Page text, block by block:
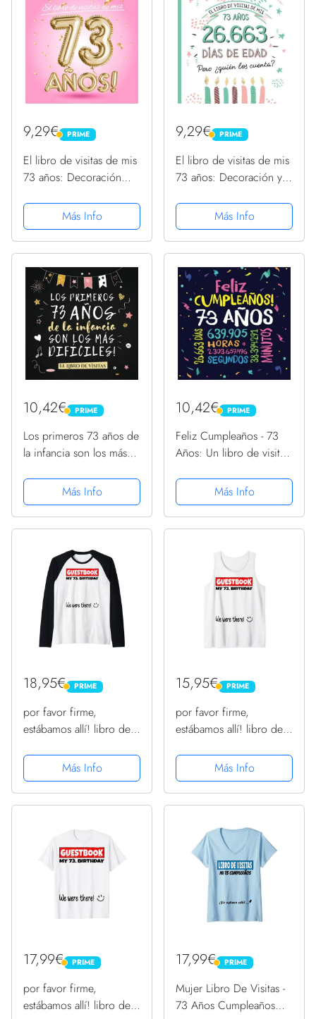
9,29€ PRIME
PRIME
El libro de visitas de mis
73 años: Decoración
cumpleaños – Regalos
originales para mujer -
73 años - Edición
......
Más Info
9,29€ PRIME
PRIME
El libro de visitas de mis
73 años: Decoración y
73 cumpleaños – Ideas
para hombre y mujer -
73 años en días - Libro
Más Info
10,42€ PRIME
PRIME
Los primeros 73 años de
la infancia son los más
para el 73 cumpleaños –
Decoración y regalos
originales para hombre o
Más Info
10,42€ PRIME
PRIME
Feliz Cumpleaños - 73
Años: Un libro de visitas
cumpleaños –
Decoración y regalos
originales para hombres
Más Info
18,95€ PRIME
PRIME
por favor firme,
estábamos allí! libro de
cumpleaños Camiseta
Manga Raglan
Más Info
15,95€ PRIME
PRIME
por favor firme,
estábamos allí! libro de
cumpleaños Camiseta sin
Mangas
Más Info
17,99€ PRIME
PRIME
por favor firme,
estábamos allí! libro de
17,99€ PRIME
PRIME
Mujer Libro De Visitas -
73 Años Cumpleaños